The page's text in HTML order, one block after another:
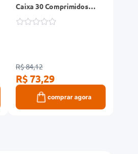
Caixa 30 Comprimidos
Revestidos
R$ 84,12
R$ 73,29
comprar agora